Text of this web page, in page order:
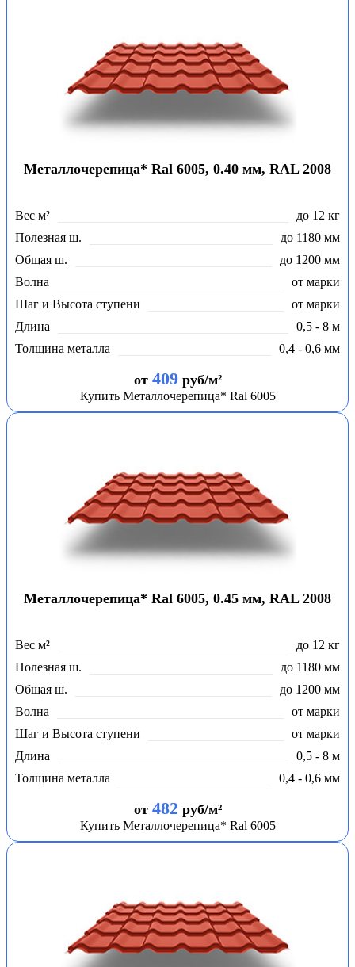
Металлочерепица* Ral 6005, 0.40 мм, RAL 2008
Вес м²
до 12 кг
Полезная ш.
до 1180 мм
Общая ш.
до 1200 мм
Волна
от марки
Шаг и Высота ступени
от марки
Длина
0,5 - 8 м
Толщина металла
0,4 - 0,6 мм
от 409руб/м²
Купить Металлочерепица* Ral 6005
Металлочерепица* Ral 6005, 0.45 мм, RAL 2008
Вес м²
до 12 кг
Полезная ш.
до 1180 мм
Общая ш.
до 1200 мм
Волна
от марки
Шаг и Высота ступени
от марки
Длина
0,5 - 8 м
Толщина металла
0,4 - 0,6 мм
от 482 руб/м²
Купить Металлочерепица* Ral 6005